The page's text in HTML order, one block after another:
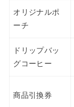
オリジナルポ
ーチ
ドリップバッ
グコーヒー
商品引換券